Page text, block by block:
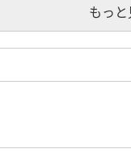
もっと